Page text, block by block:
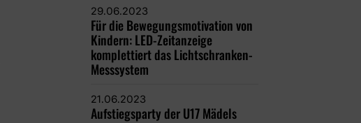
29.06.2023
Für die Bewegungsmotivation von
Kindern: LED-Zeitanzeige
komplettiert das Lichtschranken-
Messsystem
21.06.2023
Aufstiegsparty der U17 Mädels